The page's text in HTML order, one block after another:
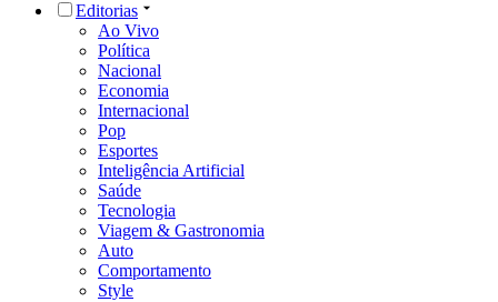
Editorias
Ao Vivo
Política
Nacional
Economia
Internacional
Pop
Esportes
Inteligência Artificial
Saúde
Tecnologia
Viagem & Gastronomia
Auto
Comportamento
Style